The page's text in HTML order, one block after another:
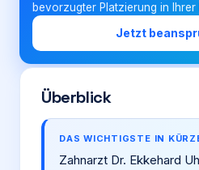
bevorzugter Platzierung in Ihrer
Jetzt
Überblick
DAS WICHTIGSTE IN
Zahnarzt Dr. Ekkehard